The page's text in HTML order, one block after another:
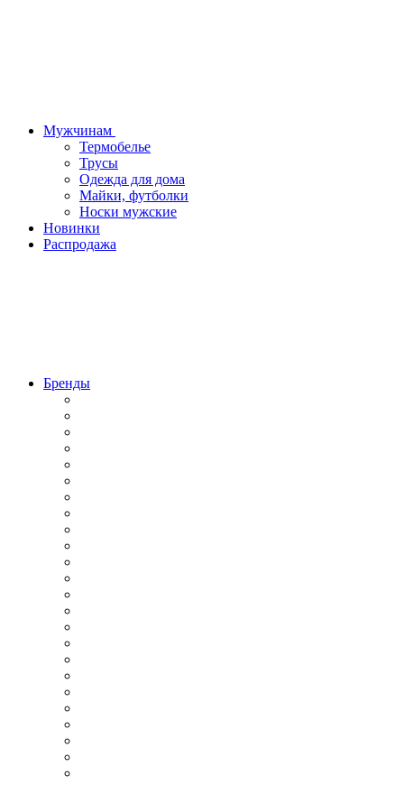
Мужчинам
Термобелье
Трусы
Одежда для дома
Майки, футболки
Носки мужские
Новинки
Распродажа
Бренды